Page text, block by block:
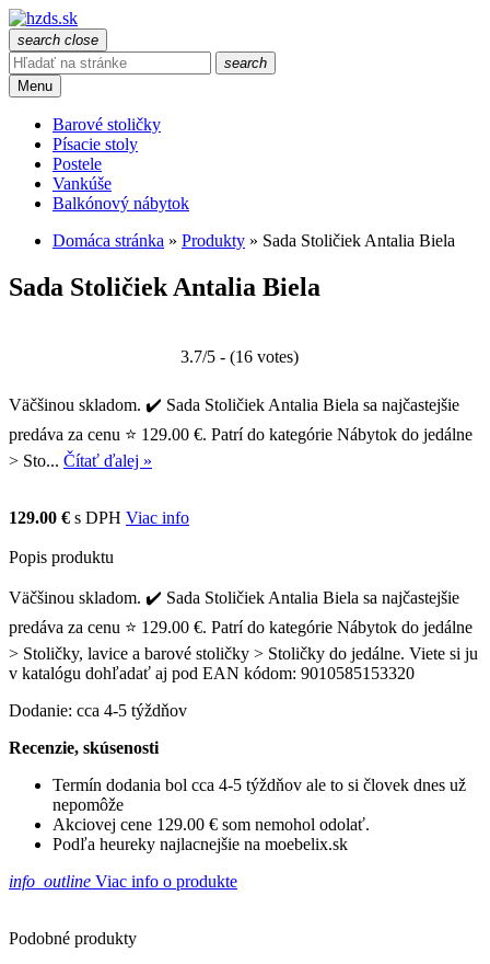
search close
search
Menu
Barové stoličky
Písacie stoly
Postele
Vankúše
Balkónový nábytok
Domáca stránka » Produkty » Sada Stoličiek Antalia Biela
Sada Stoličiek Antalia Biela
3.7/5 - (16 votes)
Väčšinou skladom. ✔️ Sada Stoličiek Antalia Biela sa najčastejšie
predáva za cenu ⭐ 129.00 €. Patrí do kategórie Nábytok do jedálne
> Sto... Čítať ďalej »
129.00 € s DPH Viac info
Popis produktu
Väčšinou skladom. ✔️ Sada Stoličiek Antalia Biela sa najčastejšie
predáva za cenu ⭐ 129.00 €. Patrí do kategórie Nábytok do jedálne
> Stoličky, lavice a barové stoličky > Stoličky do jedálne. Viete si ju
v katalógu dohľadať aj pod EAN kódom: 9010585153320
Dodanie: cca 4-5 týždňov
Recenzie, skúsenosti
Termín dodania bol cca 4-5 týždňov ale to si človek dnes už
nepomôže
Akciovej cene 129.00 € som nemohol odolať.
Podľa heureky najlacnejšie na moebelix.sk
info_outline Viac info o produkte
Podobné produkty